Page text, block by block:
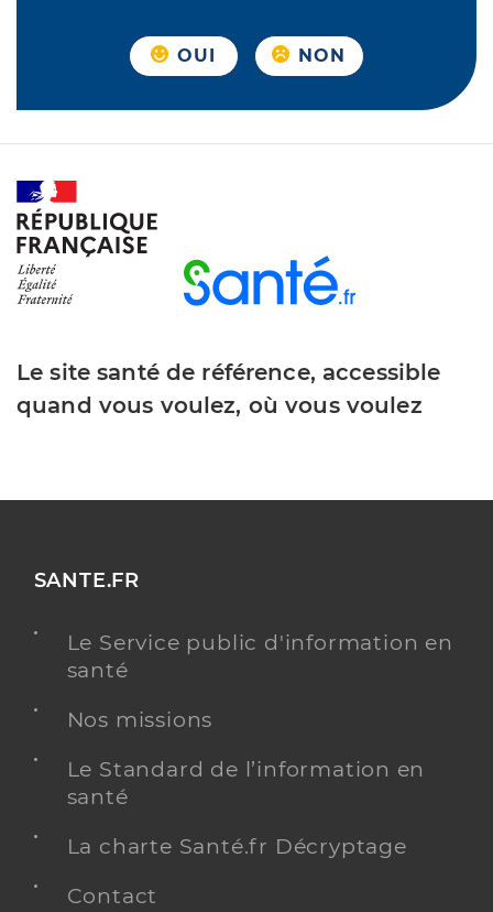
OUI NON
Le site santé de référence, accessible
quand vous voulez, où vous voulez
SANTE.FR
Le Service public d'information en
santé
Nos missions
Le Standard de l’information en
santé
La charte Santé.fr Décryptage
Contact